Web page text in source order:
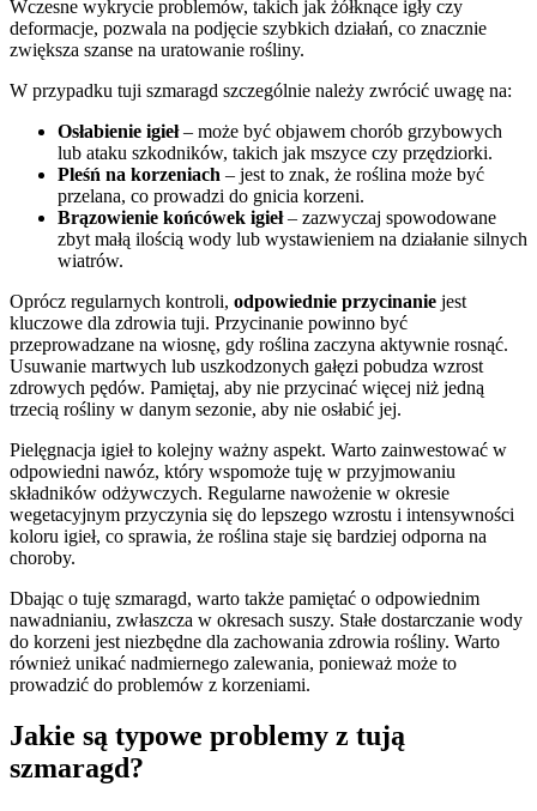
Wczesne wykrycie problemów, takich jak żółknące igły czy
deformacje, pozwala na podjęcie szybkich działań, co znacznie
zwiększa szanse na uratowanie rośliny.
W przypadku tuji szmaragd szczególnie należy zwrócić uwagę na:
Osłabienie igieł– może być objawem chorób grzybowych
lub ataku szkodników, takich jak mszyce czy przędziorki.
Pleśń na korzeniach – jest to znak, że roślina może być
przelana, co prowadzi do gnicia korzeni.
Brązowienie końcówek igieł– zazwyczaj spowodowane
zbyt małą ilością wody lub wystawieniem na działanie silnych
wiatrów.
Oprócz regularnych kontroli, odpowiednie przycinanie jest
kluczowe dla zdrowia tuji. Przycinanie powinno być
przeprowadzane na wiosnę, gdy roślina zaczyna aktywnie rosnąć.
Usuwanie martwych lub uszkodzonych gałęzi pobudza wzrost
zdrowych pędów. Pamiętaj, aby nie przycinać więcej niż jedną
trzecią rośliny w danym sezonie, aby nie osłabić jej.
Pielęgnacja igieł to kolejny ważny aspekt. Warto zainwestować w
odpowiedni nawóz, który wspomoże tuję w przyjmowaniu
składników odżywczych. Regularne nawożenie w okresie
wegetacyjnym przyczynia się do lepszego wzrostu i intensywności
koloru igieł, co sprawia, że roślina staje się bardziej odporna na
choroby.
Dbając o tuję szmaragd, warto także pamiętać o odpowiednim
nawadnianiu, zwłaszcza w okresach suszy. Stałe dostarczanie wody
do korzeni jest niezbędne dla zachowania zdrowia rośliny. Warto
również unikać nadmiernego zalewania, ponieważ może to
prowadzić do problemów z korzeniami.
Jakie są typowe problemy z tują
szmaragd?